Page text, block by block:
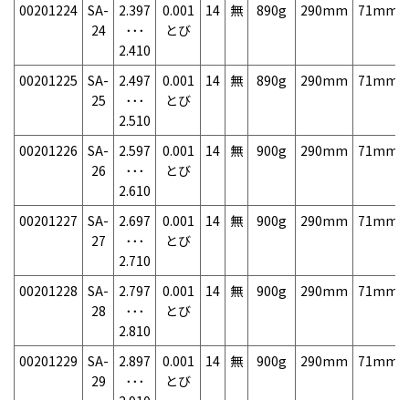
00201224 SA-
24
2.397
･･･
2.410
0.001
とび
14 無 890g 290mm 71mm
00201225 SA-
25
2.497
･･･
2.510
0.001
とび
14 無 890g 290mm 71mm
00201226 SA-
26
2.597
･･･
2.610
0.001
とび
14 無 900g 290mm 71mm
00201227 SA-
27
2.697
･･･
2.710
0.001
とび
14 無 900g 290mm 71mm
00201228 SA-
28
2.797
･･･
2.810
0.001
とび
14 無 900g 290mm 71mm
00201229 SA-
29
2.897
･･･
0.001
とび
14 無 900g 290mm 71mm